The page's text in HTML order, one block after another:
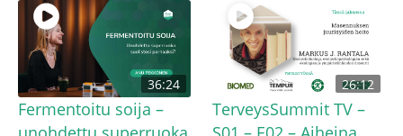
36:24
Fermentoitu soija –
26:12
TerveysSummit TV –